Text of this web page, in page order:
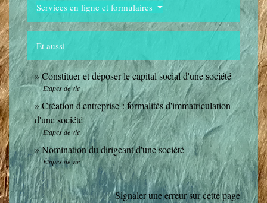
Services en ligne et formulaires
Et aussi
Constituer et déposer le capital social d'une société
Étapes de vie
Création d'entreprise : formalités d'immatriculation
d'une société
Étapes de vie
Nomination du dirigeant d'une société
Étapes de vie
Signaler une erreur sur cette page